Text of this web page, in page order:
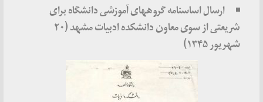
ارسال اساسنامه گروههای آموزشی دانشگاه برای
شریعتی از سوی معاون دانشکده ادبیات مشهد (۲۰
شهریور ۱۳۴۵)